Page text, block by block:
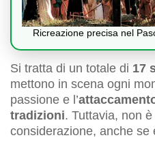
Ricreazione precisa nel
Si tratta di un totale di 17
mettono in scena ogni
passione e l’
tradizioni. Tuttavia, non
considerazione, anche se